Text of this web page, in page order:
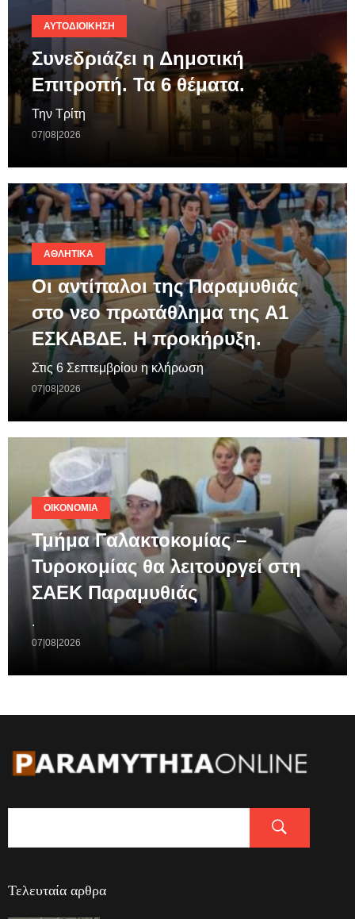
ΑΥΤΟΔΙΟΊΚΗΣΗ
Συνεδριάζει η Δημοτική
Επιτροπή. Τα 6 θέματα.
Την Τρίτη
07|08|2026
ΑΘΛΗΤΙΚΆ
Οι αντίπαλοι της Παραμυθιάς
στο νεο πρωτάθλημα της A1
ΕΣΚΑΒΔΕ. Η προκήρυξη.
Στις 6 Σεπτεμβρίου η κλήρωση
07|08|2026
ΟΙΚΟΝΟΜΊΑ
Τμήμα Γαλακτοκομίας –
Τυροκομίας θα λειτουργεί στη
ΣΑΕΚ Παραμυθιάς
.
07|08|2026
Τελευταία αρθρα